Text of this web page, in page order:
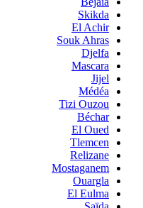
Skikda
El Achir
Souk Ahras
Djelfa
Mascara
Jijel
Médéa
Tizi Ouzou
Béchar
El Oued
Tlemcen
Relizane
Mostaganem
Ouargla
El Eulma